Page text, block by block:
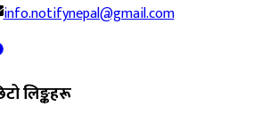
info.notifynepal@gmail.com
लिङ्कहरू